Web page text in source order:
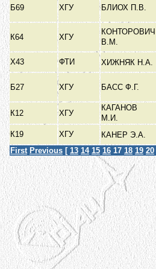
Б69 ХГУ БЛИОХ П.В.
К64 ХГУ
КОНТОРОВИЧ
В.М.
Х43
ФТИ ХИЖНЯК Н.А.
Б27 ХГУ БАСС Ф.Г.
К12
ХГУ
КАГАНОВ
М.И.
К19
ХГУ КАНЕР Э.А.
First Previous [ 13 14 15 16 17 18 19 20